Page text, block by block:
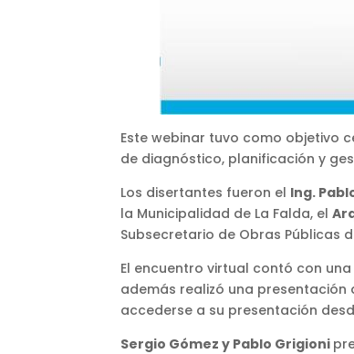
Este webinar tuvo como objetivo
de diagnóstico, planificación y
Los disertantes fueron el Ing.
la Municipalidad de La Falda, el
Subsecretario de Obras Públicas
El encuentro virtual contó con
además realizó una
accederse a su presentación
Sergio Gómez y Pablo Grigioni